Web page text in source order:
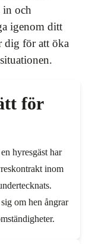
in och
igenom ditt
dig för att öka
för
hyresgäst har
inom
om hen ångrar